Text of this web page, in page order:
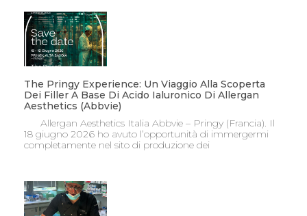
The Pringy Experience: Un Viaggio Alla Scoperta
Dei Filler A Base Di Acido Ialuronico Di Allergan
Aesthetics (Abbvie)
Allergan Aesthetics Italia Abbvie – Pringy (Francia). Il
18 giugno 2026 ho avuto l’opportunità di immergermi
completamente nel sito di produzione dei